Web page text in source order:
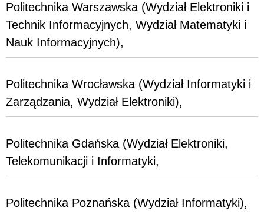
Politechnika Warszawska (Wydział Elektroniki i
Technik Informacyjnych, Wydział Matematyki i
Nauk Informacyjnych),
Politechnika Wrocławska (Wydział Informatyki i
Zarządzania, Wydział Elektroniki),
Politechnika Gdańska (Wydział Elektroniki,
Telekomunikacji i Informatyki,
Politechnika Poznańska (Wydział Informatyki),